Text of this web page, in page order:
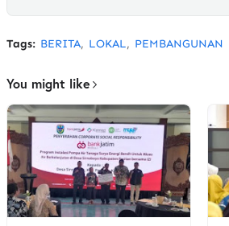
Tags: BERITA LOKAL PEMBANGUNAN
You might like